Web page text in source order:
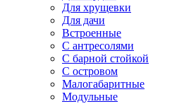
Для хрущевки
Для дачи
Встроенные
С антресолями
С барной стойкой
С островом
Малогабаритные
Модульные